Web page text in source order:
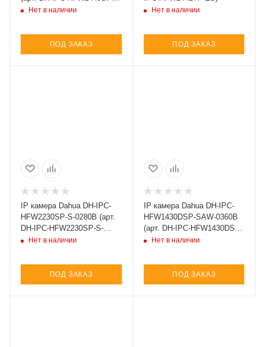
S-LED-0280B)
Нет в наличии
ПОД ЗАКАЗ
Нет в наличии
ПОД ЗАКАЗ
IP камера Dahua DH-IPC-
HFW2230SP-S-0280B (арт.
DH-IPC-HFW2230SP-S-
0280B)
Нет в наличии
ПОД ЗАКАЗ
IP камера Dahua DH-IPC-
HFW1430DSP-SAW-0360B
(арт. DH-IPC-HFW1430DSP-
SAW-0360B)
Нет в наличии
ПОД ЗАКАЗ